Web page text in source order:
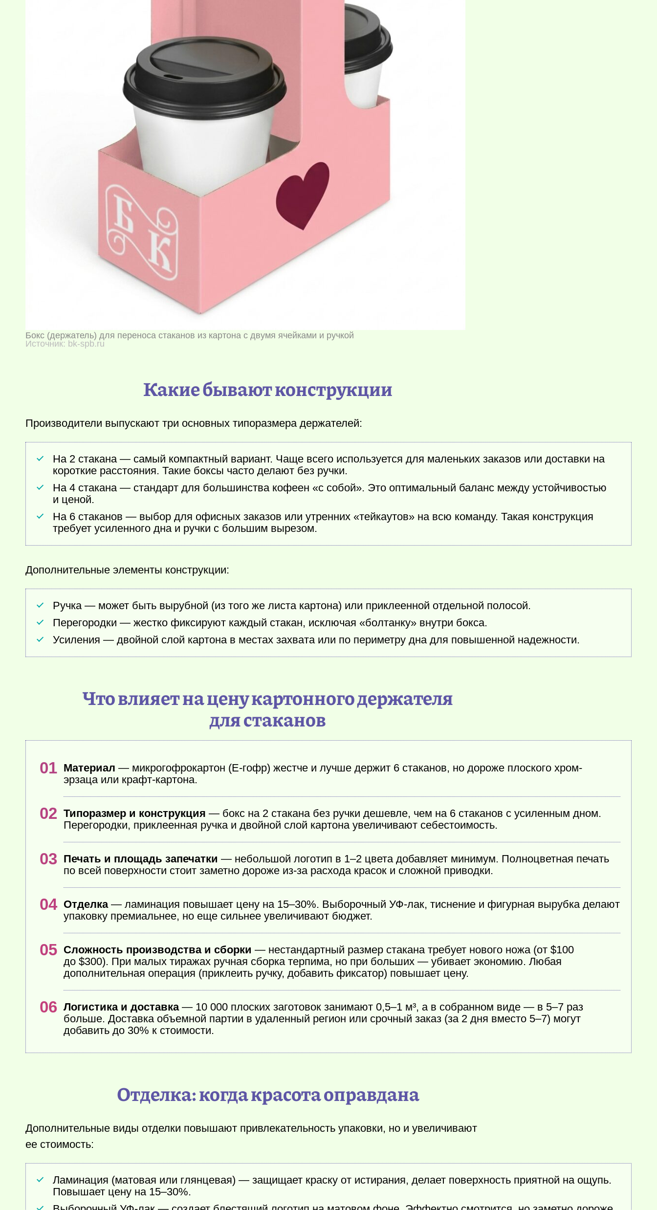
Бокс (держатель) для переноса стаканов из картона с двумя ячейками и ручкой
Источник: bk-spb.ru
Какие бывают конструкции
Производители выпускают три основных типоразмера держателей:
На 2 стакана — самый компактный вариант. Чаще всего используется для маленьких заказов или доставки на
короткие расстояния. Такие боксы часто делают без ручки.
На 4 стакана — стандарт для большинства кофеен «с собой». Это оптимальный баланс между устойчивостью
и ценой.
На 6 стаканов — выбор для офисных заказов или утренних «тейкаутов» на всю команду. Такая конструкция
требует усиленного дна и ручки с большим вырезом.
Дополнительные элементы конструкции:
Ручка — может быть вырубной (из того же листа картона) или приклеенной отдельной полосой.
Перегородки — жестко фиксируют каждый стакан, исключая «болтанку» внутри бокса.
Усиления — двойной слой картона в местах захвата или по периметру дна для повышенной надежности.
Что влияет на цену картонного держателя
для стаканов
Материал — микрогофрокартон (E-гофр) жестче и лучше держит 6 стаканов, но дороже плоского хром-
эрзаца или крафт-картона.
Типоразмер и конструкция — бокс на 2 стакана без ручки дешевле, чем на 6 стаканов с усиленным дном.
Перегородки, приклеенная ручка и двойной слой картона увеличивают себестоимость.
Печать и площадь запечатки — небольшой логотип в 1–2 цвета добавляет минимум. Полноцветная печать
по всей поверхности стоит заметно дороже из-за расхода красок и сложной приводки.
Отделка— ламинация повышает цену на 15–30%. Выборочный УФ-лак, тиснение и фигурная вырубка делают
упаковку премиальнее, но еще сильнее увеличивают бюджет.
Сложность производства и сборки — нестандартный размер стакана требует нового ножа (от $100
до $300). При малых тиражах ручная сборка терпима, но при больших — убивает экономию. Любая
дополнительная операция (приклеить ручку, добавить фиксатор) повышает цену.
Логистика и доставка— 10 000 плоских заготовок занимают 0,5–1 м³, а в собранном виде — в 5–7 раз
больше. Доставка объемной партии в удаленный регион или срочный заказ (за 2 дня вместо 5–7) могут
добавить до 30% к стоимости.
Отделка: когда красота оправдана
Дополнительные виды отделки повышают привлекательность упаковки, но и увеличивают
ее стоимость:
Ламинация (матовая или глянцевая) — защищает краску от истирания, делает поверхность приятной на ощупь.
Повышает цену на 15–30%.